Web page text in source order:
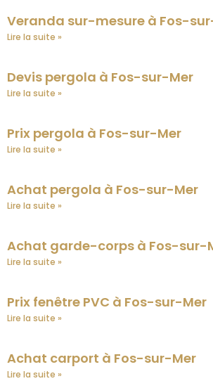
Veranda sur-mesure à Fos-
Lire la suite »
Devis pergola à Fos-sur-Mer
Lire la suite »
Prix pergola à Fos-sur-Mer
Lire la suite »
Achat pergola à Fos-sur-Mer
Lire la suite »
Achat garde-corps à Fos-sur-
Lire la suite »
Prix fenêtre PVC à Fos-sur-Mer
Lire la suite »
Achat carport à Fos-sur-Mer
Lire la suite »